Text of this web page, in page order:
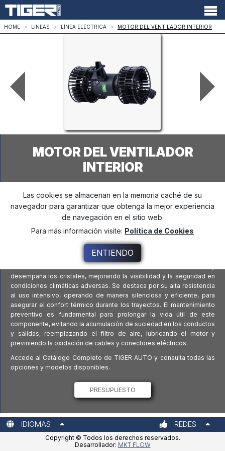
HOME LINEAS LÍNEA ELÉCTRICA MOTOR DEL VENTILADOR INTERIOR
MOTOR DEL VENTILADOR
INTERIOR
El motor del ventilador interior de TIGER AUTO es un componente
indispensable del sistema de climatización del vehículo,
promoviendo la circulación interna y garantizando una distribución
uniforme del aire frío o caliente, con el objetivo de proporcionar
confort térmico a los pasajeros.
Moviendo el aire a través del evaporador o calentador y asegurando
una climatización uniforme dentro del vehículo, el motor del
ventilador interior de TIGER AUTO también elimina la humedad y
desempaña los cristales, mejorando la visibilidad y la seguridad en
condiciones climáticas adversas. Se destaca por su alta resistencia
al uso intensivo, operando de manera silenciosa y eficiente, para
asegurar el confort térmico durante los trayectos. El mantenimiento
preventivo es fundamental para prolongar la vida útil de este
componente, evitando la acumulación de suciedad en los conductos
y salidas, reemplazando el filtro de aire, lubricando el motor y
previniendo la oxidación de cables y conectores eléctricos.
Accede al Catálogo Completo de TIGER AUTO y consulta todas las
opciones y modelos disponibles.
PRESUPUESTO
IDIOMAS REDES
Copyright © Todos los derechos reservados.
Desarrollador: MKT FLOW
Las cookies se almacenan en la memoria caché de su
navegador para garantizar que obtenga la mejor experiencia
de navegación en el sitio web.
Para más información visite: Política de Cookies
ENTIENDO